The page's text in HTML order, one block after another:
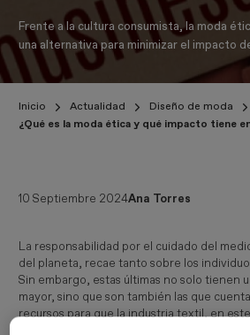
Frente a la cultura consumista, la moda
una alternativa para minimizar el impacto
Inicio Actualidad
Diseño de moda
¿Qué es la moda ética y qué impacto tiene
10 Septiembre 2024Ana Torres
La responsabilidad por el cuidado del
del planeta, recae tanto sobre los
Sin embargo, estas últimas no solo tienen
mayor, sino que son también las que
recursos para que la industria textil, en